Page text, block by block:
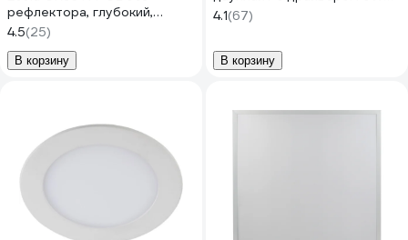
рефлектора, глубокий,
белый 48x106 FW53GLECB
4.5(25)
В корзину
220V 4200K 145x20
DRRV90ELC
4.1(67)
В корзину